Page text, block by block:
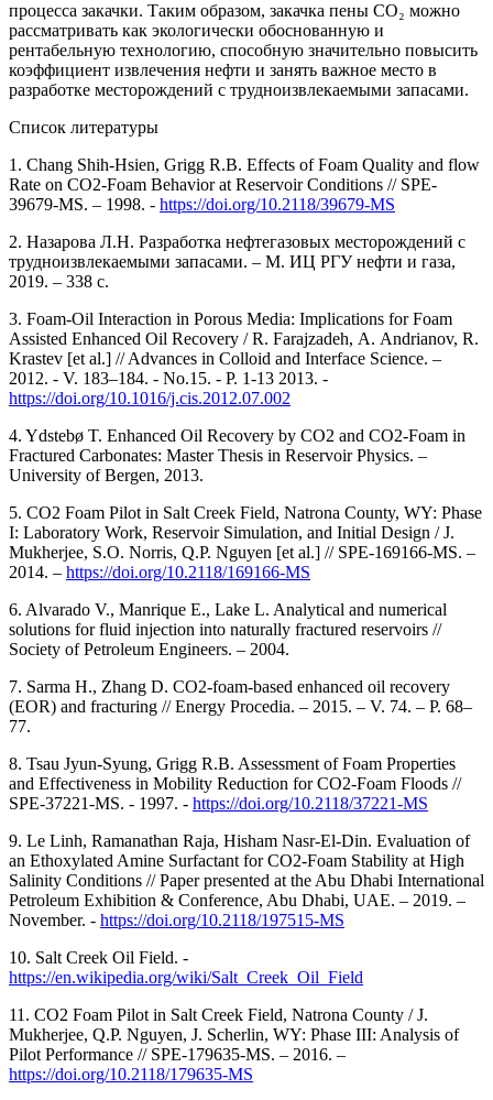
процесса закачки. Таким образом, закачка пены СО₂ можно
рассматривать как экологически обоснованную и
рентабельную технологию, способную значительно повысить
коэффициент извлечения нефти и занять важное место в
разработке месторождений с трудноизвлекаемыми запасами.
Список литературы
1. Chang Shih-Hsien, Grigg R.B. Effects of Foam Quality and flow
Rate on CO2-Foam Behavior at Reservoir Conditions // SPE-
39679-MS. – 1998. - https://doi.org/10.2118/39679-MS
2. Назарова Л.Н. Разработка нефтегазовых месторождений с
трудноизвлекаемыми запасами. – М. ИЦ РГУ нефти и газа,
2019. – 338 с.
3. Foam-Oil Interaction in Porous Media: Implications for Foam
Assisted Enhanced Oil Recovery / R. Farajzadeh, А. Andrianov, R.
Krastev [et al.] // Advances in Colloid and Interface Science. –
2012. - V. 183–184. - Nо.15. - P. 1-13 2013. -
https://doi.org/10.1016/j.cis.2012.07.002
4. Ydstebø T. Enhanced Oil Recovery by CO2 and CO2-Foam in
Fractured Carbonates: Master Thesis in Reservoir Physics. –
University of Bergen, 2013.
5. CO2 Foam Pilot in Salt Creek Field, Natrona County, WY: Phase
I: Laboratory Work, Reservoir Simulation, and Initial Design / J.
Mukherjee, S.O. Norris, Q.P. Nguyen [et al.] // SPE-169166-MS. –
2014. – https://doi.org/10.2118/169166-MS
6. Alvarado V., Manrique E., Lake L. Analytical and numerical
solutions for fluid injection into naturally fractured reservoirs //
Society of Petroleum Engineers. – 2004.
7. Sarma H., Zhang D. CO2-foam-based enhanced oil recovery
(EOR) and fracturing // Energy Procedia. – 2015. – V. 74. – P. 68–
77.
8. Tsau Jyun-Syung, Grigg R.B. Assessment of Foam Properties
and Effectiveness in Mobility Reduction for CO2-Foam Floods //
SPE-37221-MS. - 1997. - https://doi.org/10.2118/37221-MS
9. Le Linh, Ramanathan Raja, Hisham Nasr-El-Din. Evaluation of
an Ethoxylated Amine Surfactant for CO2-Foam Stability at High
Salinity Conditions // Paper presented at the Abu Dhabi International
Petroleum Exhibition & Conference, Abu Dhabi, UAE. – 2019. –
November. - https://doi.org/10.2118/197515-MS
10. Salt Creek Oil Field. -
https://en.wikipedia.org/wiki/Salt_Creek_Oil_Field
11. CO2 Foam Pilot in Salt Creek Field, Natrona County / J.
Mukherjee, Q.P. Nguyen, J. Scherlin, WY: Phase III: Analysis of
Pilot Performance // SPE-179635-MS. – 2016. –
https://doi.org/10.2118/179635-MS